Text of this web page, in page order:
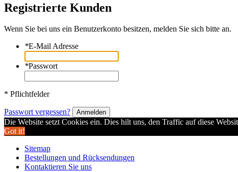
Registrierte Kunden
Wenn Sie bei uns ein Benutzerkonto besitzen, melden Sie sich bitte an.
*E-Mail Adresse
*Passwort
* Pflichtfelder
Passwort vergessen? Anmelden
Die Website setzt Cookies ein. Dies hilt uns, den Traffic auf diese
Got it!
Sitemap
Bestellungen und Rücksendungen
Kontaktieren Sie uns